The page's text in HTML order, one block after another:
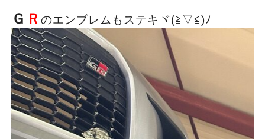
Ｇ Ｒ のエンブレムもステキヾ(≧▽≦)ﾉ